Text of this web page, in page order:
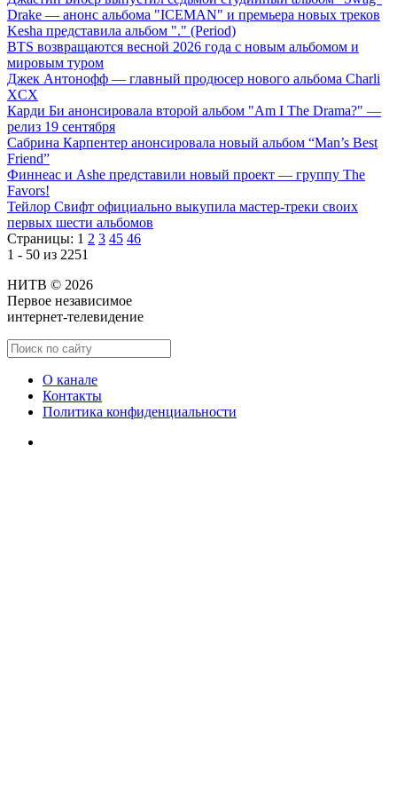
Drake — анонс альбома "ICEMAN" и премьера новых треков
Kesha представила альбом "." (Period)
BTS возвращаются весной 2026 года с новым альбомом и
мировым туром
Джек Антонофф — главный продюсер нового альбома Charli
XCX
Карди Би анонсировала второй альбом "Am I The Drama?" —
релиз 19 сентября
Сабрина Карпентер анонсировала новый альбом “Man’s Best
Friend”
Финнеас и Ashe представили новый проект — группу The
Favors!
Тейлор Свифт официально выкупила мастер-треки своих
первых шести альбомов
Страницы: 1 2 3 45 46
1 - 50 из 2251
НИТВ © 2026
Первое независимое
интернет-телевидение
О канале
Контакты
Политика конфиденциальности